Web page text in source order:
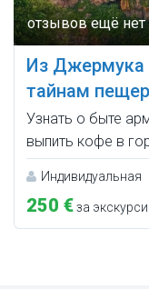
Из Джермука
тайнам
Узнать о быте
выпить кофе в
Индивидуальная
250 €за